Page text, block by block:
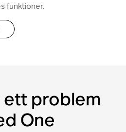
funktioner.
problem
One